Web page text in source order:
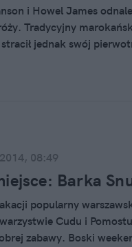
i Howel James
Tradycyjny
jednak swój
08:49
Barka
popularny
Cudu i
zabawy. Boski